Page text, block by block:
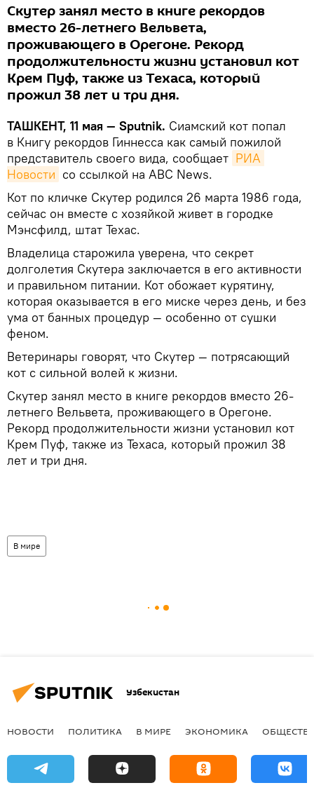
Скутер занял место в книге рекордов
вместо 26-летнего Вельвета,
проживающего в Орегоне. Рекорд
продолжительности жизни установил кот
Крем Пуф, также из Техаса, который
прожил 38 лет и три дня.
ТАШКЕНТ, 11 мая — Sputnik. Сиамский кот попал
в Книгу рекордов Гиннесса как самый пожилой
представитель своего вида, сообщает РИА
Новости со ссылкой на ABC News.
Кот по кличке Скутер родился 26 марта 1986 года,
сейчас он вместе с хозяйкой живет в городке
Мэнсфилд, штат Техас.
​Владелица старожила уверена, что секрет
долголетия Скутера заключается в его активности
и правильном питании. Кот обожает курятину,
которая оказывается в его миске через день, и без
ума от банных процедур — особенно от сушки
феном.
Ветеринары говорят, что Скутер — потрясающий
кот с сильной волей к жизни.
Скутер занял место в книге рекордов вместо 26-
летнего Вельвета, проживающего в Орегоне.
Рекорд продолжительности жизни установил кот
Крем Пуф, также из Техаса, который прожил 38
лет и три дня.
В мире
Узбекистан
НОВОСТИ ПОЛИТИКА В МИРЕ ЭКОНОМИКА